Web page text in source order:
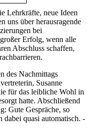
Lehrkräfte, neue Ideen
uns über herausragende
bei
Erfolg, wenn alle
Abschluss schaffen,
des Nachmittags
Susanne
für das leibliche Wohl in
hatte. Abschließend
Gute Gespräche, so
dabei quasi automatisch. -